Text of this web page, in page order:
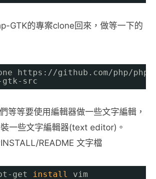
GTK的專案clone回來，做等一下的
https: //github .com/php/
gtk-src
等等要使用編輯器做一些文字編輯，
一些文字編輯器(text editor)。
README 文字檔
get install vim